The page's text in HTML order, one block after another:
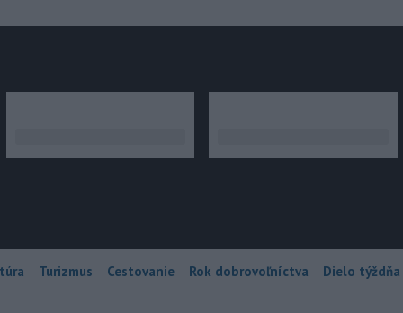
Turizmus Cestovanie Rok dobrovoľníctva Dielo týždňa